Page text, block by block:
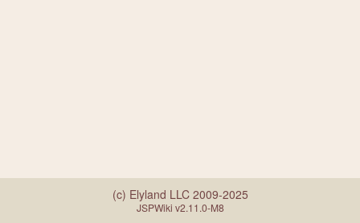
(c) Elyland LLC 2009-2025
JSPWiki v2.11.0-M8